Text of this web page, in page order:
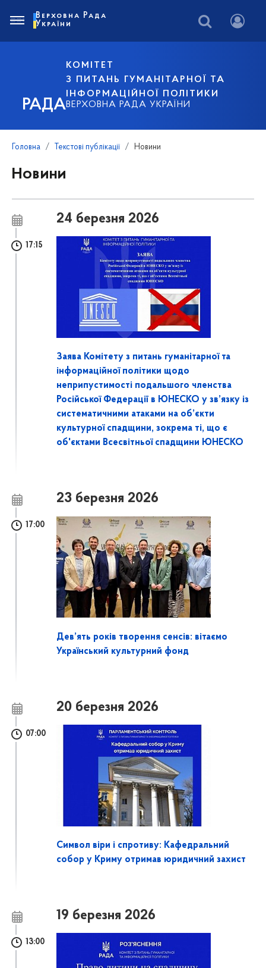
РАДА
КОМІТЕТ
З ПИТАНЬ ГУМАНІТАРНОЇ ТА
ІНФОРМАЦІЙНОЇ ПОЛІТИКИ
ВЕРХОВНА РАДА УКРАЇНИ
Верховна Рада
України
Головна Текстові публікації Новини
Новини
24 березня 2026
17:15
Заява Комітету з питань гуманітарної та
інформаційної політики щодо
неприпустимості подальшого членства
Російської Федерації в ЮНЕСКО у зв’язку із
систематичними атаками на об’єкти
культурної спадщини, зокрема ті, що є
об'єктами Всесвітньої спадщини ЮНЕСКО
23 березня 2026
17:00
Дев’ять років творення сенсів: вітаємо
Український культурний фонд
20 березня 2026
07:00
Символ віри і спротиву: Кафедральний
собор у Криму отримав юридичний захист
19 березня 2026
13:00